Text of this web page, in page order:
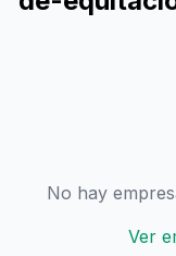
No hay
Ver